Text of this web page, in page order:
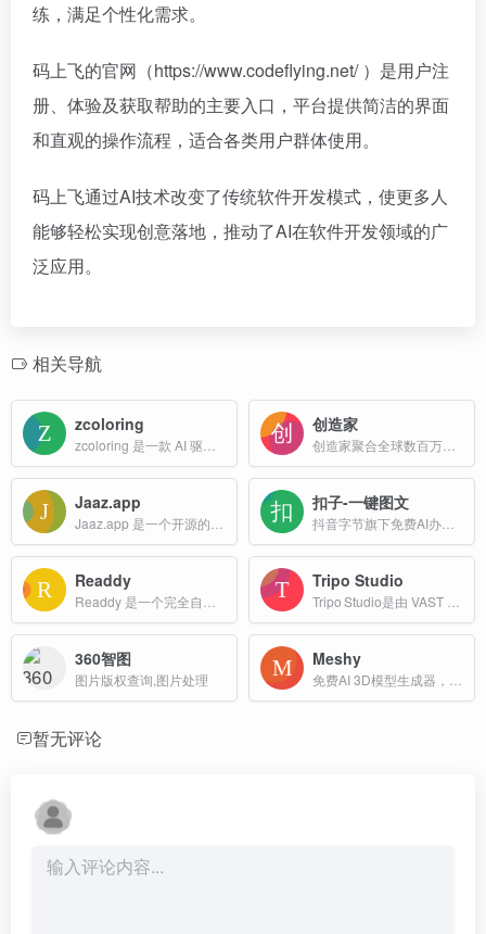
练，满足个性化需求。
码上飞的官网（https://www.codeflying.net/ ）是用户注
册、体验及获取帮助的主要入口，平台提供简洁的界面
和直观的操作流程，适合各类用户群体使用。
码上飞通过AI技术改变了传统软件开发模式，使更多人
能够轻松实现创意落地，推动了AI在软件开发领域的广
泛应用。
相关导航
zcoloring 创造家
Jaaz.app 扣子-一键图文
Readdy Tripo Studio
360智图
图片版权查询,图片处理
Meshy
暂无评论